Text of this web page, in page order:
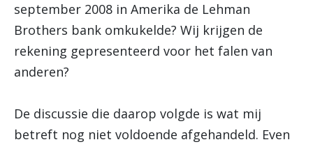
september 2008 in Amerika de Lehman
Brothers bank omkukelde? Wij krijgen de
rekening gepresenteerd voor het falen van
anderen?
De discussie die daarop volgde is wat mij
betreft nog niet voldoende afgehandeld. Even